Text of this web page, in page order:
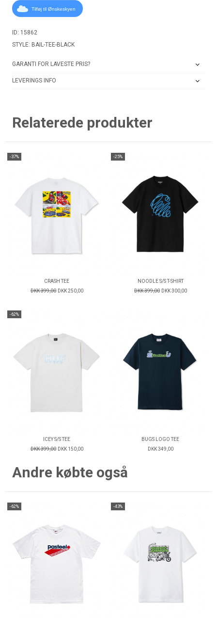
Tilføj til Ønskeskyen
ID: 15862
STYLE: BAIL-TEE-BLACK
GARANTI FOR LAVESTE PRIS?
LEVERINGS INFO
Relaterede produkter
-37%
CRASH TEE
DKK 399,00 DKK 250,00
-25%
NOODLE S/S T-SHIRT
DKK 399,00 DKK 300,00
-62%
ICEY S/S TEE
DKK 399,00 DKK 150,00
BUGS LOGO TEE
DKK 349,00
Andre købte også
-62% -43%